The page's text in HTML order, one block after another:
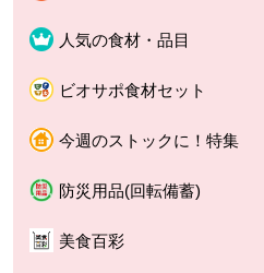
人気の食材・品目
ビオサポ食材セット
今週のストックに！特集
防災用品(回転備蓄)
美食百彩